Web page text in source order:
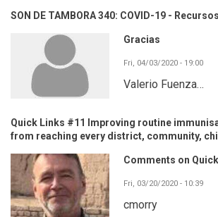
SON DE TAMBORA 340: COVID-19 -
Gracias
Fri, 04/03/2020 - 19:00
Valerio Fuenza…
Quick Links #11 Improving routine
from reaching every district, community,
Comments on
Fri, 03/20/2020 - 10:39
cmorry